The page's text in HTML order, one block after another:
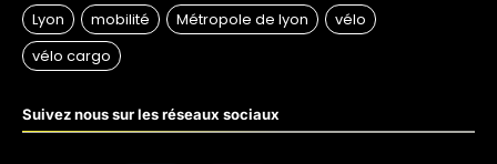
Suivez nous sur les réseaux sociaux